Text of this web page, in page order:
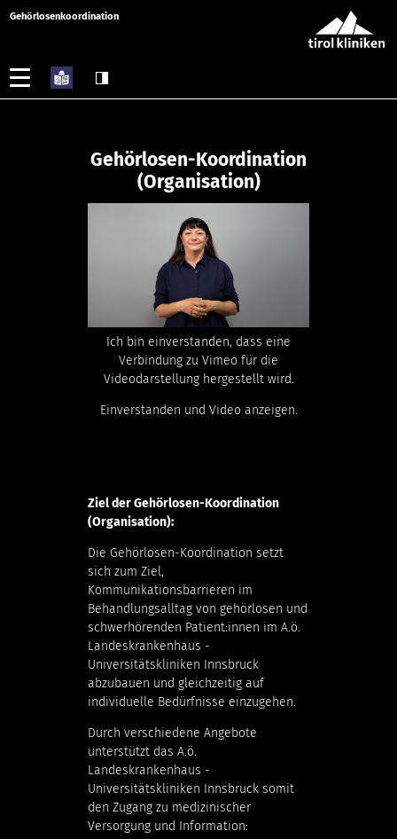
Gehörlosenkoordination
Gehörlosen-Koordination
(Organisation)
Ich bin einverstanden, dass eine
Verbindung zu Vimeo für die
Videodarstellung hergestellt wird.
Einverstanden und Video anzeigen.
Ziel der Gehörlosen-Koordination
(Organisation):
Die Gehörlosen-Koordination setzt
sich zum Ziel,
Kommunikationsbarrieren im
Behandlungsalltag von gehörlosen und
schwerhörenden Patient:innen im A.ö.
Landeskrankenhaus -
Universitätskliniken Innsbruck
abzubauen und gleichzeitig auf
individuelle Bedürfnisse einzugehen.
Durch verschiedene Angebote
unterstützt das A.ö.
Landeskrankenhaus -
Universitätskliniken Innsbruck somit
den Zugang zu medizinischer
Versorgung und Information: